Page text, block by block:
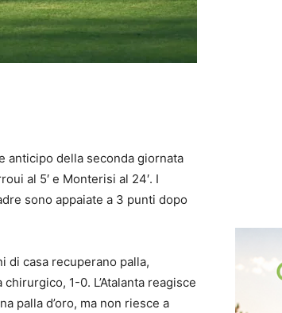
anticipo della seconda giornata
al 5′ e Monterisi al 24′. I
sono appaiate a 3 punti dopo
di casa recuperano palla,
1-0. L’Atalanta reagisce
palla d’oro, ma non riesce a